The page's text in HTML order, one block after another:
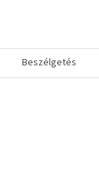
Beszélgetés